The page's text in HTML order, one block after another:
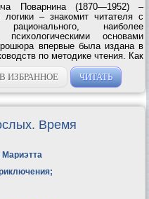
Поварнина (1870—1952) –
логики – знакомит читателя с
наиболее
основами
впервые была издана в
по методике чтения. Как
к изданию 1924 года, – это
В ИЗБРАННОЕ ЧИТАТЬ
Время
;